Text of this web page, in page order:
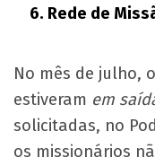
6. Rede de
No mês de julho,
estiveram em
solicitadas, no
os missionários